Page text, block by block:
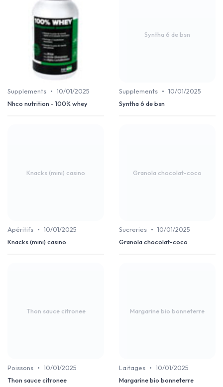
Supplements • 10/01/2025
Nhco nutrition - 100% whey
Syntha 6 de bsn
Supplements • 10/01/2025
Syntha 6 de bsn
Knacks (mini) casino
Apéritifs • 10/01/2025
Knacks (mini) casino
Granola chocolat-coco
Sucreries • 10/01/2025
Granola chocolat-coco
Thon sauce citronee
Poissons • 10/01/2025
Thon sauce citronee
Margarine bio bonneterre
Laitages • 10/01/2025
Margarine bio bonneterre